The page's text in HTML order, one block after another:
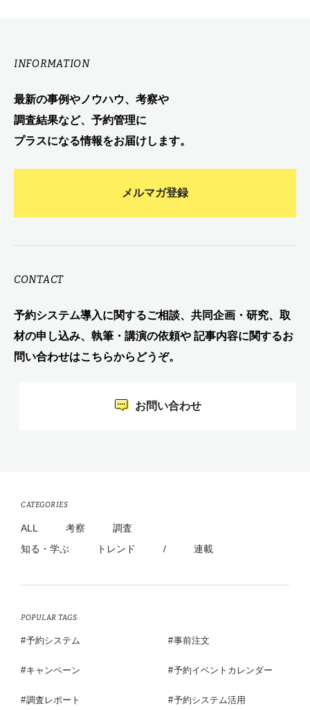
INFORMATION
最新の事例やノウハウ、考察や
調査結果など、予約管理に
プラスになる情報をお届けします。
メルマガ登録
CONTACT
予約システム導入に関するご相談、共同企画・研究、取
材の申し込み、執筆・講演の依頼や 記事内容に関するお
問い合わせはこちらからどうぞ。
お問い合わせ
CATEGORIES
ALL 考察
調査
知る・学ぶ
トレンド / 連載
POPULAR TAGS
予約システム 事前注文
キャンペーン 予約イベントカレンダー
調査レポート 予約システム活用